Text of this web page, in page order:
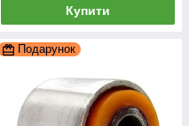
Купити
Подарунок